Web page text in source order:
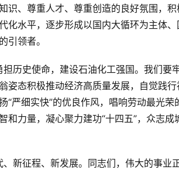
识、尊重人才、尊重创造的良好氛围，
化水平，逐步形成以国内大循环为主体
引领者。
担历史使命，建设石油化工强国。 我们要
姿态积极推动经济高质量发展，自觉践
“严细实快”的优良作风，唱响劳动最光
和力量，凝心聚力建功“十四五”，众志
、新征程、新发展。同志们，伟大的事业